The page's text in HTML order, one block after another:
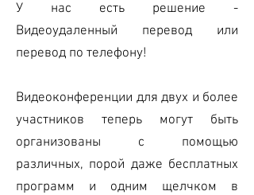
У нас есть решение -
Видеоудаленный перевод или
перевод по телефону!
Видеоконференции для двух и более
участников теперь могут быть
организованы с помощью
различных, порой даже бесплатных
программ и одним щелчком в